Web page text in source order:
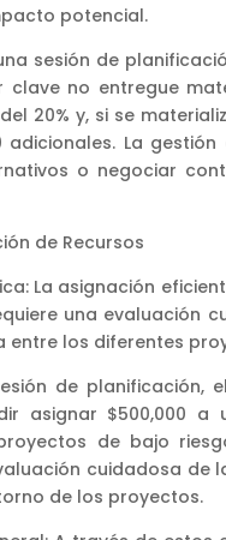
potencial.
sesión de
clave no entregue
20% y, si se
adicionales. La
o negociar
de Recursos
La asignación
una evaluación
entre los diferentes
de
asignar $500,000
de bajo
cuidadosa de
de los proyectos.